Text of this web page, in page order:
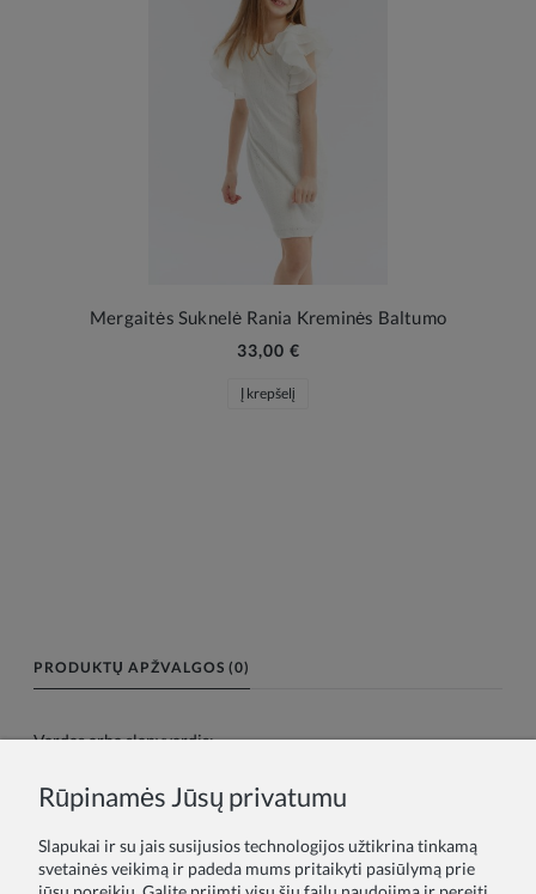
Mergaitės Suknelė Rania Kreminės Baltumo
33,00 €
Į krepšelį
PRODUKTŲ APŽVALGOS (0)
Vardas arba slapyvardis:
Rūpinamės Jūsų privatumu
Slapukai ir su jais susijusios technologijos užtikrina tinkamą
svetainės veikimą ir padeda mums pritaikyti pasiūlymą prie